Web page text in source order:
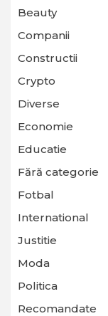
Beauty
Companii
Constructii
Crypto
Diverse
Economie
Educatie
Fără categorie
Fotbal
International
Justitie
Moda
Politica
Recomandate